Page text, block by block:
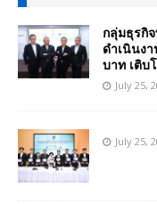
กลุ่มธุรกิ
ดำเนินง
บาท เติบ
July 25,
July 25,